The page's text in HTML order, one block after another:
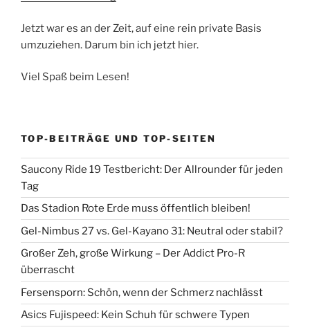
Jetzt war es an der Zeit, auf eine rein private Basis
umzuziehen. Darum bin ich jetzt hier.
Viel Spaß beim Lesen!
TOP-BEITRÄGE UND TOP-SEITEN
Saucony Ride 19 Testbericht: Der Allrounder für jeden
Tag
Das Stadion Rote Erde muss öffentlich bleiben!
Gel-Nimbus 27 vs. Gel-Kayano 31: Neutral oder stabil?
Großer Zeh, große Wirkung – Der Addict Pro-R
überrascht
Fersensporn: Schön, wenn der Schmerz nachlässt
Asics Fujispeed: Kein Schuh für schwere Typen